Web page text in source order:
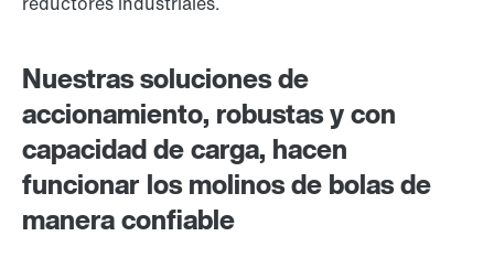
Nuestras soluciones de
accionamiento, robustas y con
capacidad de carga, hacen
funcionar los molinos de bolas de
manera confiable